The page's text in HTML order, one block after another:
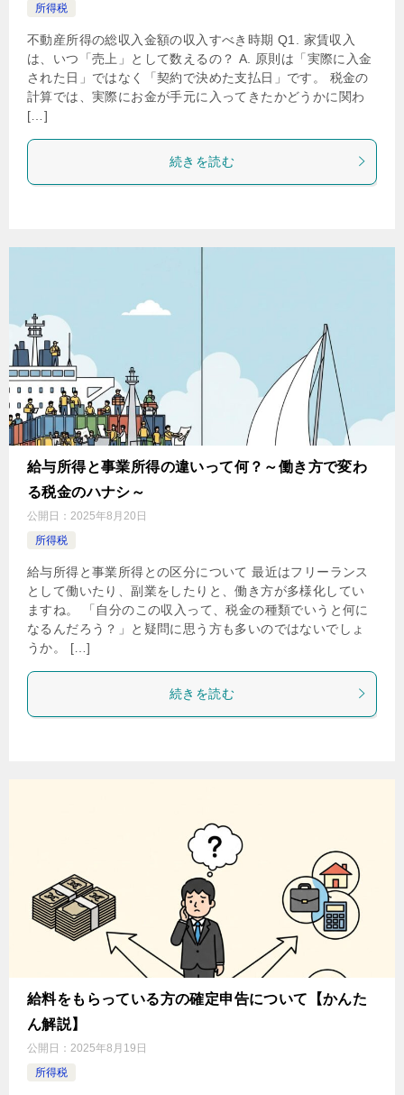
所得税
不動産所得の総収入金額の収入すべき時期 Q1. 家賃収入
は、いつ「売上」として数えるの？ A. 原則は「実際に入金
された日」ではなく「契約で決めた支払日」です。 税金の
計算では、実際にお金が手元に入ってきたかどうかに関わ
[…]
続きを読む
給与所得と事業所得の違いって何？～働き方で変わ
る税金のハナシ～
公開日： 2025年8月20日
所得税
給与所得と事業所得との区分について 最近はフリーランス
として働いたり、副業をしたりと、働き方が多様化してい
ますね。 「自分のこの収入って、税金の種類でいうと何に
なるんだろう？」と疑問に思う方も多いのではないでしょ
うか。 […]
続きを読む
給料をもらっている方の確定申告について【かんた
ん解説】
公開日： 2025年8月19日
所得税